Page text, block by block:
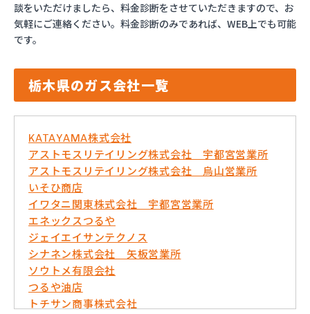
談をいただけましたら、料金診断をさせていただきますので、お
気軽にご連絡ください。料金診断のみであれば、WEB上でも可能
です。
栃木県のガス会社一覧
KATAYAMA株式会社
アストモスリテイリング株式会社 宇都宮営業所
アストモスリテイリング株式会社 烏山営業所
いそひ商店
イワタニ関東株式会社 宇都宮営業所
エネックスつるや
ジェイエイサンテクノス
シナネン株式会社 矢板営業所
ソウトメ有限会社
つるや油店
トチサン商事株式会社